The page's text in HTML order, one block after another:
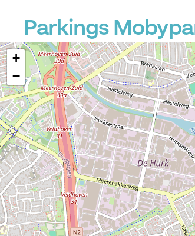
Parkings
+
−